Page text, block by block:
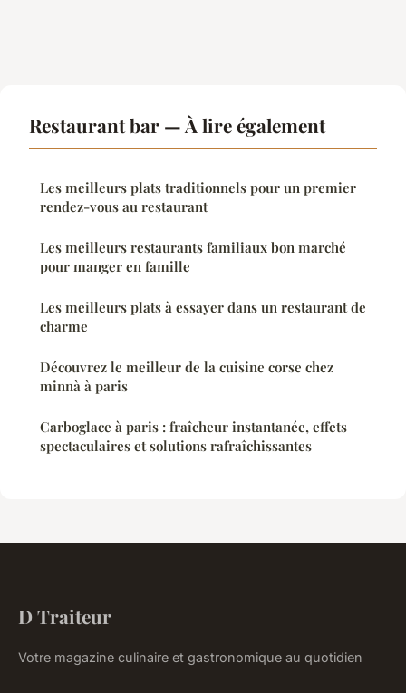
Restaurant bar — À lire également
Les meilleurs plats traditionnels pour un premier
rendez-vous au restaurant
Les meilleurs restaurants familiaux bon marché
pour manger en famille
Les meilleurs plats à essayer dans un restaurant de
charme
Découvrez le meilleur de la cuisine corse chez
minnà à paris
Carboglace à paris : fraîcheur instantanée, effets
spectaculaires et solutions rafraîchissantes
D Traiteur
Votre magazine culinaire et gastronomique au quotidien